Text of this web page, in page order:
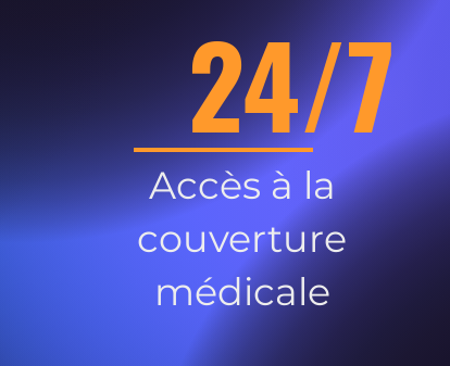
24/7
Accès à la
couverture
médicale